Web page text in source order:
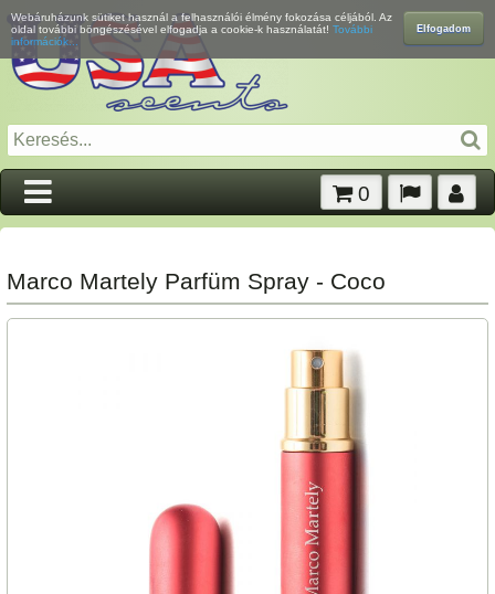
Elfogadom
Webáruházunk sütiket használ a felhasználói élmény fokozása céljából. Az
oldal további böngészésével elfogadja a cookie-k használatát! További
információk...
0
Marco Martely Parfüm Spray - Coco